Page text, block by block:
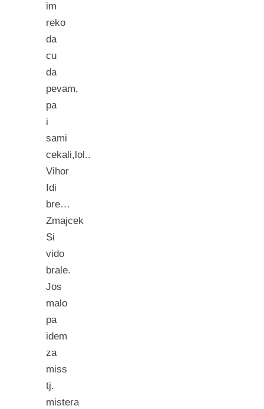
im
reko
da
cu
da
pevam,
pa
i
sami
cekali,lol..
Vihor
Idi
bre…
Zmajcek
Si
vido
brale.
Jos
malo
pa
idem
za
miss
tj.
mistera